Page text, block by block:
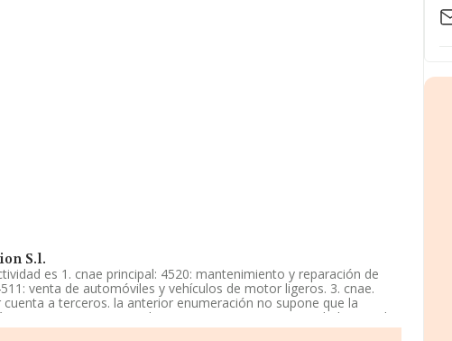
S.l.
es 1. cnae principal: 4520: mantenimiento y reparación de
venta de automóviles y vehículos de motor ligeros. 3. cnae.
a terceros. la anterior enumeración no supone que la
o sucesivamente todas. La empresa es una Sociedad Limitada.
corresponde a '%cnae%', cuyo Código es 9531. La compañía no